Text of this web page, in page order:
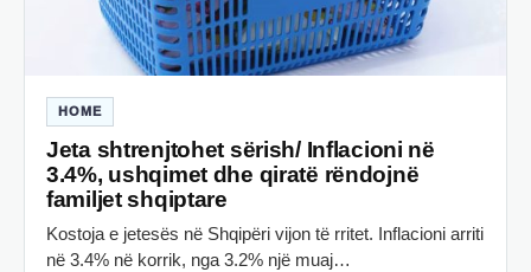
HOME
Jeta shtrenjtohet sërish/ Inflacioni në
3.4%, ushqimet dhe qiratë rëndojnë
familjet shqiptare
Kostoja e jetesës në Shqipëri vijon të rritet. Inflacioni arriti
në 3.4% në korrik, nga 3.2% një muaj…